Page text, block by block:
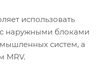
использовать
наружными блоками
систем, а
MRV.